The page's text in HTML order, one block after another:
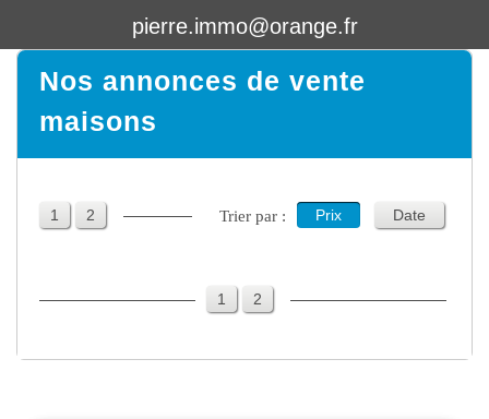
pierre.immo@orange.fr
Nos annonces de vente
maisons
1 2 Trier par : Prix Date
1 2